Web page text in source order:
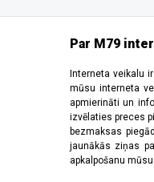
Par M79
Interneta veikalu
mūsu interneta
apmierināti un
izvēlaties preces
bezmaksas
jaunākās ziņas
apkalpošanu